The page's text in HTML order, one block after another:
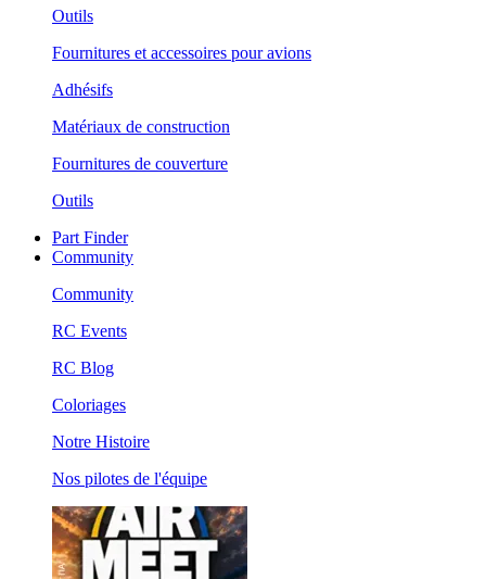
Outils
Fournitures et accessoires pour avions
Adhésifs
Matériaux de construction
Fournitures de couverture
Outils
Part Finder
Community
Community
RC Events
RC Blog
Coloriages
Notre Histoire
Nos pilotes de l'équipe